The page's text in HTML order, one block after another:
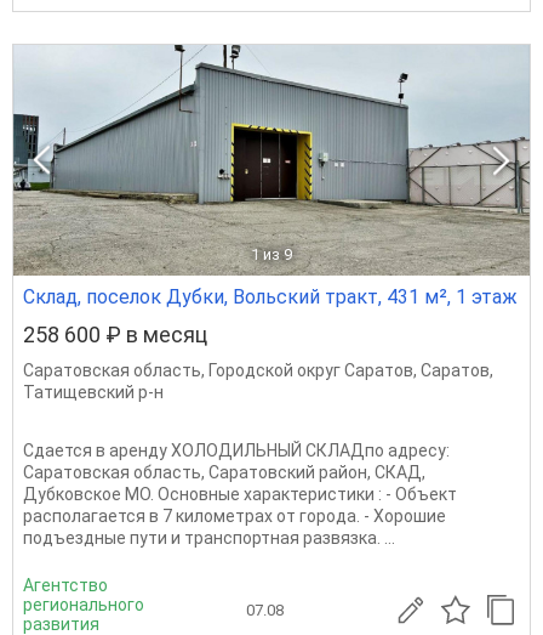
1 из 9
Склад, поселок Дубки, Вольский тракт, 431 м², 1 этаж
258 600 ₽ в месяц
Саратовская область, Городской округ Саратов, Саратов,
Татищевский р-н
Сдается в аренду ХОЛОДИЛЬНЫЙ СКЛАДпо адресу:
Саратовская область, Саратовский район, СКАД,
Дубковское МО. Основные характеристики : - Объект
располагается в 7 километрах от города. - Хорошие
подъездные пути и транспортная развязка. ...
Агентство
регионального
развития
07.08